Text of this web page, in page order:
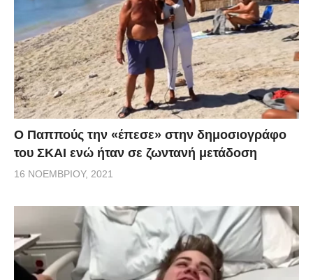
Ο Παππούς την «έπεσε» στην δημοσιογράφο
του ΣΚΑΙ ενώ ήταν σε ζωντανή μετάδοση
16 ΝΟΕΜΒΡΊΟΥ, 2021